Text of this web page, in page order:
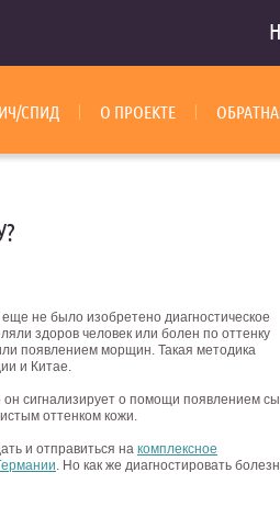
СПИД О ПРОЕКТЕ
еще не было изобретено диагностическое
здоров человек или болен по оттенку
появлением морщин. Такая методика
и Китае.
он сигнализирует о помощи появлением
оттенком кожи.
и отправиться на комплексное
. Но как же диагностировать